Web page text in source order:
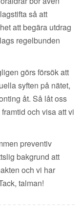
så att
att begära utdrag
regelbunden
görs försök att
syften på nätet,
åt. Så låt oss
och visa att vi
preventiv
bakgrund att
och vi har
talman!